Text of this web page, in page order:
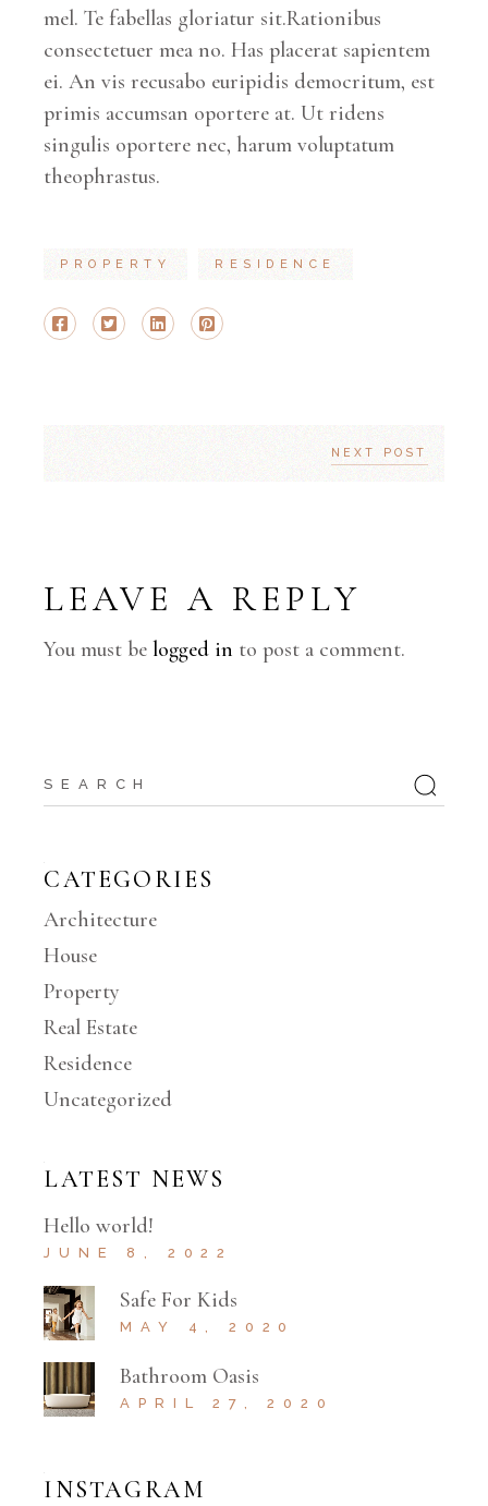
mel. Te fabellas gloriatur sit.Rationibus
consectetuer mea no. Has placerat sapientem
ei. An vis recusabo euripidis democritum, est
primis accumsan oportere at. Ut ridens
singulis oportere nec, harum voluptatum
theophrastus.
PROPERTY RESIDENCE
NEXT POST
LEAVE A REPLY
You must belogged in to post a comment.
CATEGORIES
Architecture
House
Property
Real Estate
Residence
Uncategorized
LATEST NEWS
Hello world!
JUNE 8, 2022
Safe For Kids
MAY 4, 2020
Bathroom Oasis
APRIL 27, 2020
INSTAGRAM